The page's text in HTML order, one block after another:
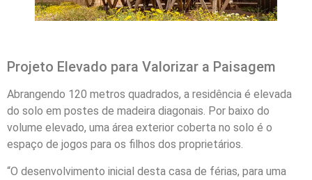
Projeto Elevado para Valorizar a Paisagem
Abrangendo 120 metros quadrados, a residência é elevada
do solo em postes de madeira diagonais. Por baixo do
volume elevado, uma área exterior coberta no solo é o
espaço de jogos para os filhos dos proprietários.
“O desenvolvimento inicial desta casa de férias, para uma